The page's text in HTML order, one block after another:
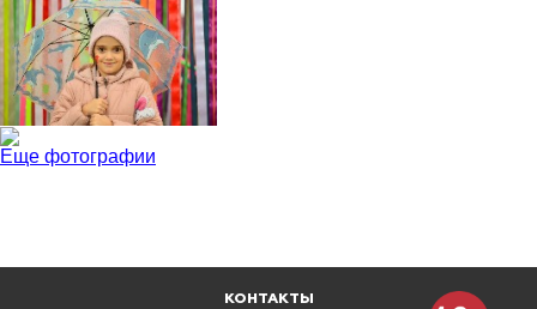
Еще фотографии
КОНТАКТЫ